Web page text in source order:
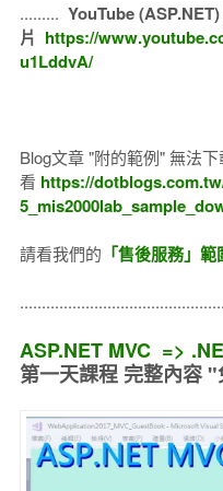
......... YouTube
片 https://
u1LddvA/
Blog文章 "附的範例" 無法
看 https://
請看我們的 「售後服務」範
ASP.NET MVC =>
第一天課程 完整內容